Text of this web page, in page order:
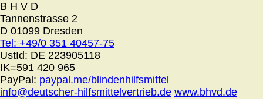
B H V D
Tannenstrasse 2
D 01099 Dresden
Tel: +49/0 351 40457-75
UstId: DE 223905118
IK=591 420 965
PayPal: paypal.me/blindenhilfsmittel
info@deutscher-hilfsmittelvertrieb.de www.bhvd.de